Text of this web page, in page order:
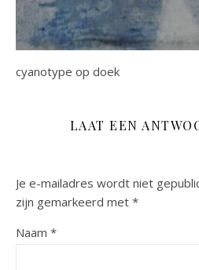
cyanotype op doek
LAAT EEN
Je e-mailadres wordt niet
zijn gemarkeerd met *
Naam *